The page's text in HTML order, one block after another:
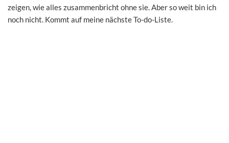
zeigen, wie alles zusammenbricht ohne sie. Aber so weit bin ich
noch nicht. Kommt auf meine nächste To-do-Liste.